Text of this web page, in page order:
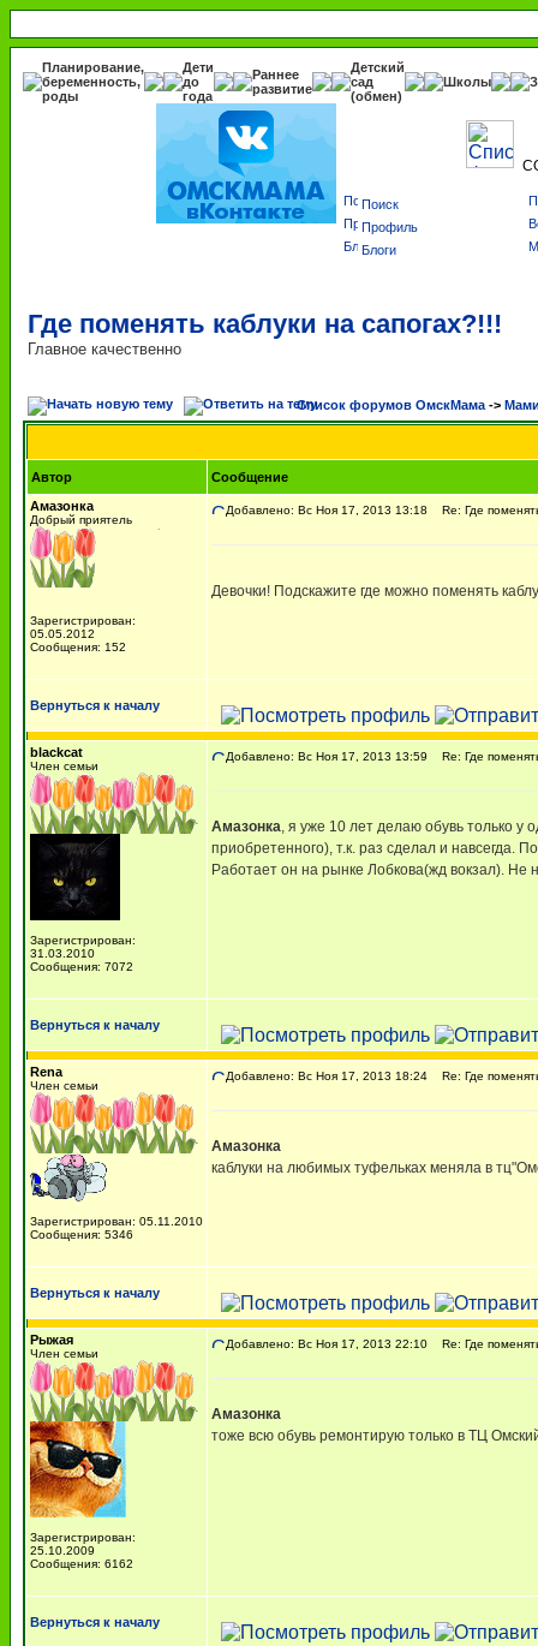
Планирование,
беременность,
роды
Дети
до
года
Раннее
развитие
Детский
сад
(обмен)
Школы
Поиск
Профиль
Блоги
Где поменять каблуки на сапогах?!!!
Главное качественно
Список форумов ОмскМама ->
Автор
Сообщение
Амазонка
Добрый приятель
Зарегистрирован:
05.05.2012
Сообщения: 152
Добавлено: Вс Ноя 17, 2013 13:18 Re: Где
Девочки! Подскажите где можно поменять
Вернуться к началу
blackcat
Член семьи
Зарегистрирован:
31.03.2010
Сообщения: 7072
Добавлено: Вс Ноя 17, 2013 13:59 Re: Где
Амазонка, я уже 10 лет делаю обувь только у
приобретенного), т.к. раз сделал и навсегда.
Работает он на рынке Лобкова(жд вокзал). Не
Вернуться к началу
Rena
Член семьи
Зарегистрирован: 05.11.2010
Сообщения: 5346
Добавлено: Вс Ноя 17, 2013 18:24 Re: Где
Амазонка
каблуки на любимых туфельках меняла в
Вернуться к началу
Рыжая
Член семьи
Зарегистрирован:
25.10.2009
Сообщения: 6162
Добавлено: Вс Ноя 17, 2013 22:10 Re: Где
Амазонка
тоже всю обувь ремонтирую только в ТЦ
Вернуться к началу